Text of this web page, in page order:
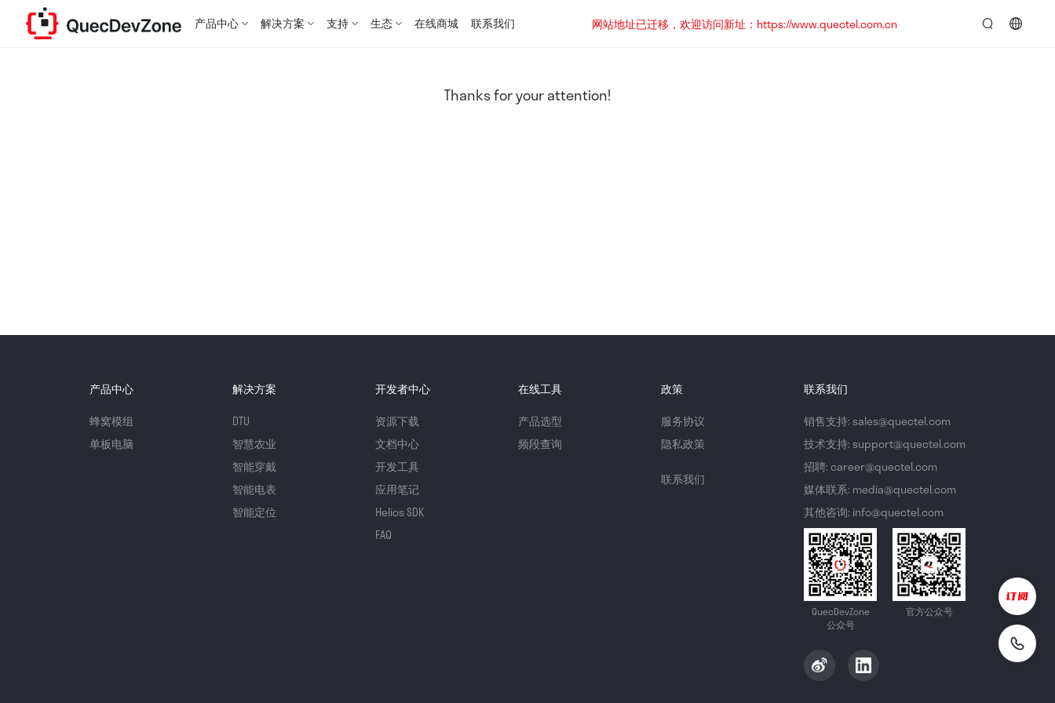
产品中心 解决方案 支持 生态 在线商城 联系我们
网站地址已迁移，欢迎访问新址：https://www.quectel.com.cn
Thanks for your attention!
产品中心
蜂窝模组
单板电脑
解决方案
DTU
智慧农业
智能穿戴
智能电表
智能定位
开发者中心
资源下载
文档中心
开发工具
应用笔记
Helios SDK
FAQ
在线工具
产品选型
频段查询
政策
服务协议
隐私政策
联系我们
联系我们
销售支持: sales@quectel.com
技术支持: support@quectel.com
招聘: career@quectel.com
媒体联系: media@quectel.com
其他咨询: info@quectel.com
QuecDevZone
公众号
官方公众号